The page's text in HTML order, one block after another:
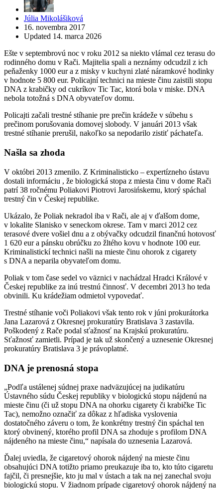
Posted
by
Júlia Mikolášiková
16. novembra 2017
Updated 14. marca 2026
Ešte v septembrovú noc v roku 2012 sa niekto vlámal cez terasu do
rodinného domu v Rači. Majitelia spali a neznámy odcudzil z ich
peňaženky 1000 eur a z misky v kuchyni zlaté náramkové hodinky
v hodnote 5 800 eur. Policajní technici na mieste činu zaistili stopu
DNA z krabičky od cukríkov Tic Tac, ktorá bola v miske. DNA
nebola totožná s DNA obyvateľov domu.
Policajti začali trestné stíhanie pre prečin krádeže v súbehu s
prečinom porušovania domovej slobody. V januári 2013 však
trestné stíhanie prerušil, nakoľko sa nepodarilo zistiť páchateľa.
Našla sa zhoda
V októbri 2013 zmenilo. Z Kriminalisticko – expertízneho ústavu
dostali informáciu , že biologická stopa z miesta činu v dome Rači
patrí 38 ročnému Poliakovi Piotrovi Jarosińskemu, ktorý spáchal
trestný čin v Českej republike.
Ukázalo, že Poliak nekradol iba v Rači, ale aj v ďalšom dome,
v lokalite Slanisko v seneckom okrese. Tam v marci 2012 cez
terasové dvere vošiel dnu a z obývačky odcudzil finančnú hotovosť
1 620 eur a pánsku obrúčku zo žltého kovu v hodnote 100 eur.
Kriminalistickí technici našli na mieste činu ohorok z cigarety
s DNA a neparila obyvateľom domu.
Poliak v tom čase sedel vo väznici v nachádzal Hradci Králové v
Českej republike za inú trestnú činnosť. V decembri 2013 ho teda
obvinili. Ku krádežiam odmietol vypovedať.
Trestné stíhanie voči Poliakovi však tento rok v júni prokurátorka
Jana Lazarová z Okresnej prokuratúry Bratislava 3 zastavila.
Poškodený z Rače podal sťažnosť na Krajskú prokuratúru.
Sťažnosť zamietli. Prípad je tak už skončený a uznesenie Okresnej
prokuratúry Bratislava 3 je právoplatné.
DNA je prenosná stopa
„Podľa ustálenej súdnej praxe nadväzujúcej na judikatúru
Ústavného súdu Českej republiky v biologickú stopu nájdenú na
mieste činu (či už stopu DNA na ohorku cigarety či krabičke Tic
Tac), nemožno označiť za dôkaz z hľadiska vyslovenia
dostatočného záveru o tom, že konkrétny trestný čin spáchal ten
ktorý obvinený, ktorého profil DNA sa zhoduje s profilom DNA
nájdeného na mieste činu,“ napísala do uznesenia Lazarová.
Ďalej uviedla, že cigaretový ohorok nájdený na mieste činu
obsahujúci DNA totižto priamo preukazuje iba to, kto túto cigaretu
fajčil, či presnejšie, kto ju mal v ústach a tak na nej zanechal svoju
biologickú stopu. V žiadnom prípade cigaretový ohorok nájdený na